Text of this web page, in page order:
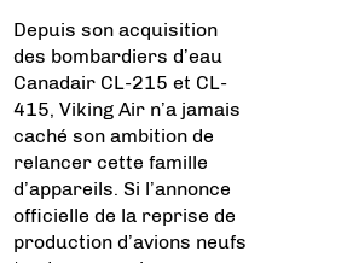
Depuis son acquisition
des bombardiers d’eau
Canadair CL-215 et CL-
415, Viking Air n’a jamais
caché son ambition de
relancer cette famille
d’appareils. Si l’annonce
officielle de la reprise de
production d’avions neufs